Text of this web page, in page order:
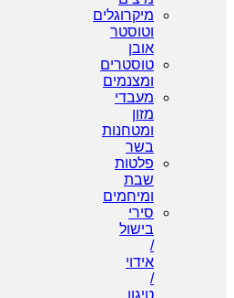
מיקרוגלים
וטוסטר
אובן
טוסטרים
ומצנמים
מעבדי
מזון
ומטחנות
בשר
פלטות
שבת
ומיחמים
סירי
בישול
/
אידוי
/
טיגון